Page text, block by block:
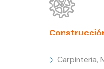
Carpintería,